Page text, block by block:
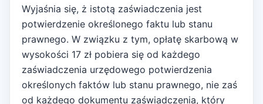
Wyjaśnia się, ż istotą zaświadczenia jest
potwierdzenie określonego faktu lub stanu
prawnego. W związku z tym, opłatę skarbową w
wysokości 17 zł pobiera się od każdego
zaświadczenia urzędowego potwierdzenia
określonych faktów lub stanu prawnego, nie zaś
od każdego dokumentu zaświadczenia, który